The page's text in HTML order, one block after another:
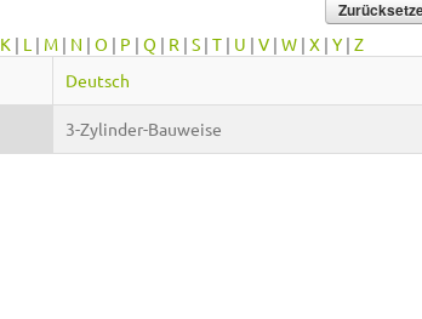
K | L | M | N | O | P | Q | R | S | T | U | V | W | X | Y | Z
Deutsch
3-Zylinder-Bauweise